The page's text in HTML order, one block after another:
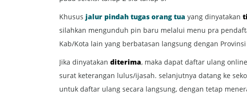
Khusus jalur pindah tugas orang tua yang dinyatakan
silahkan mengunduh pin baru melalui menu pra
Kab/Kota lain yang berbatasan langsung dengan Provinsi
Jika dinyatakan diterima, maka dapat daftar ulang
surat keterangan lulus/ijasah. selanjutnya datang ke
untuk daftar ulang secara langsung, dengan tetap